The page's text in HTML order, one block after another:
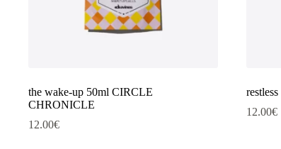
the wake-up 50ml CIRCLE
CHRONICLE
12.00€
12.00€